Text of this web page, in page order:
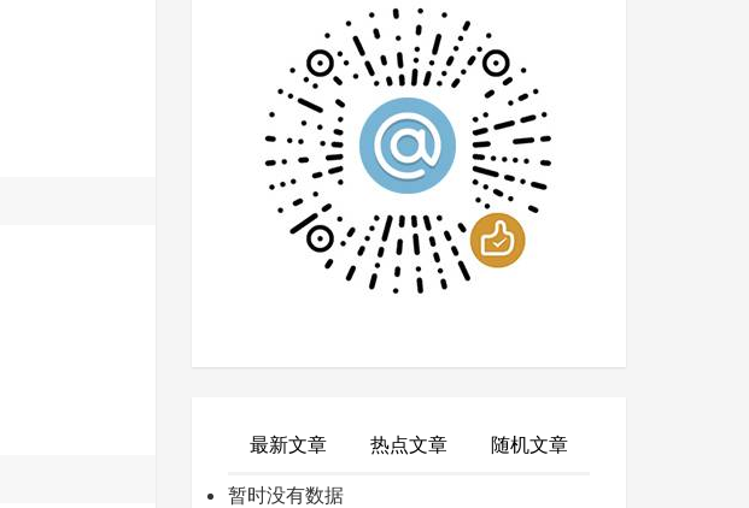
最新文章 热点文章 随机文章
暂时没有数据